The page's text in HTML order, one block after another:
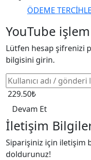
ÖDEME
YouTube
Lütfen hesap şifrenizi
bilgisini girin.
229.50₺
Devam Et
İletişim
Siparişiniz için iletişim
doldurunuz!